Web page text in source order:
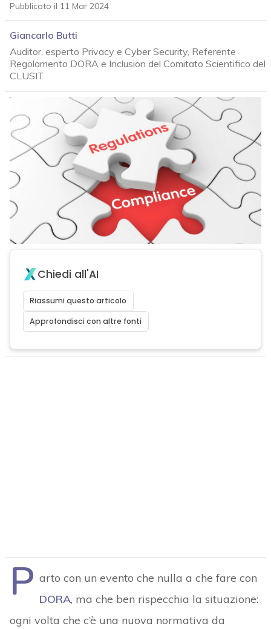
Pubblicato il 11 Mar 2024
Giancarlo Butti
Auditor, esperto Privacy e Cyber Security, Referente
Regolamento DORA e Inclusion del Comitato Scientifico del
CLUSIT
Chiedi all'AI
Riassumi questo articolo
Approfondisci con altre fonti
P arto con un evento che nulla a che fare con
DORA, ma che ben rispecchia la situazione:
ogni volta che c’è una nuova normativa da